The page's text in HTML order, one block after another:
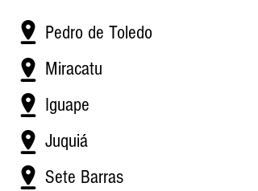
Pedro de Toledo
Miracatu
Iguape
Juquiá
Sete Barras